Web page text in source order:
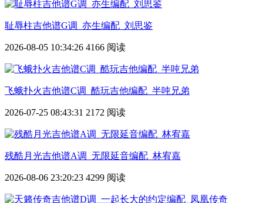
耻辱柱吉他谱G调_亦生编配_刘思鉴
2026-08-05 10:34:26 4166 阅读
飞蛾扑火吉他谱C调_酷玩吉他编配_半吨兄弟
2026-07-25 08:43:31 2172 阅读
残酷月光吉他谱A调_无限延音编配_林宥嘉
2026-08-06 23:20:23 4299 阅读